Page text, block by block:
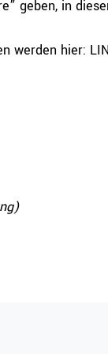
geben, in
werden hier: